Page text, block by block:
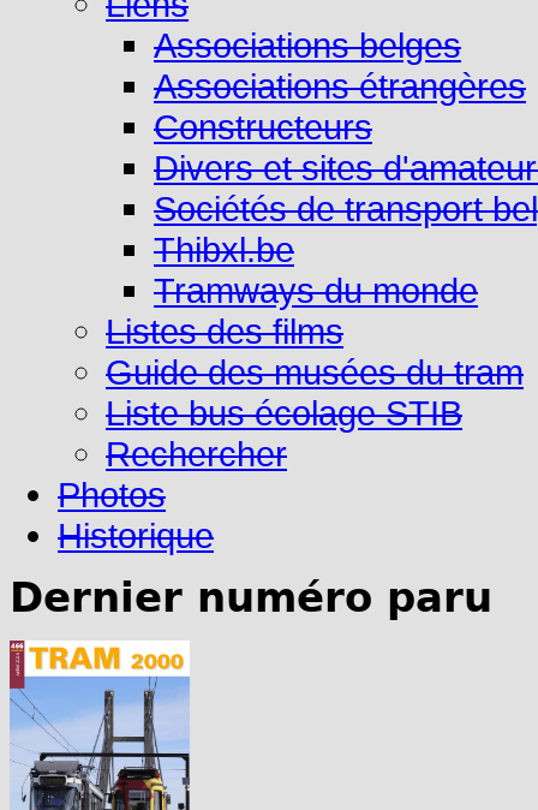
Associations belges
Associations étrangères
Constructeurs
Divers et sites
Sociétés de transport
Thibxl.be
Tramways du monde
Listes des films
Guide des musées du tram
Liste bus écolage STIB
Rechercher
Photos
Historique
Dernier numéro paru